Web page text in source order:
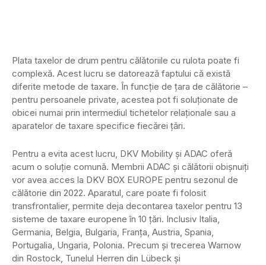
Plata taxelor de drum pentru călătoriile cu rulota poate fi
complexă. Acest lucru se datorează faptului că există
diferite metode de taxare. În funcție de țara de călătorie –
pentru persoanele private, acestea pot fi soluționate de
obicei numai prin intermediul tichetelor relaționale sau a
aparatelor de taxare specifice fiecărei țări.
Pentru a evita acest lucru, DKV Mobility și ADAC oferă
acum o soluție comună. Membrii ADAC și călătorii obișnuiți
vor avea acces la DKV BOX EUROPE pentru sezonul de
călătorie din 2022. Aparatul, care poate fi folosit
transfrontalier, permite deja decontarea taxelor pentru 13
sisteme de taxare europene în 10 țări. Inclusiv Italia,
Germania, Belgia, Bulgaria, Franța, Austria, Spania,
Portugalia, Ungaria, Polonia. Precum și trecerea Warnow
din Rostock, Tunelul Herren din Lübeck și